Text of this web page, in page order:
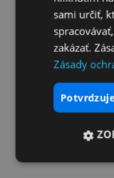
sami určiť,
zakázať.
Zásady